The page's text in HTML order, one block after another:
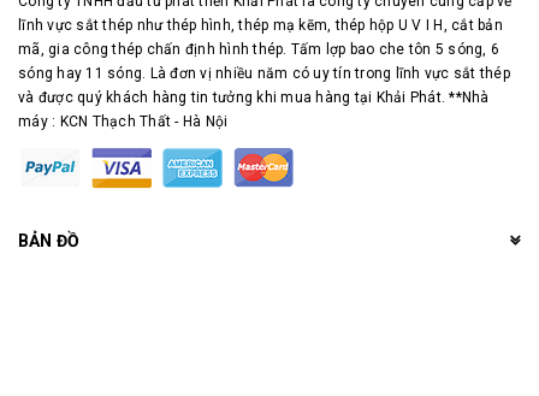
lĩnh vực sắt thép như thép hình, thép mạ kẽm, thép hộp U V I H, cắt bản
mã, gia công thép chấn định hình thép. Tấm lợp bao che tôn 5 sóng, 6
sóng hay 11 sóng. Là đơn vị nhiều năm có uy tín trong lĩnh vực sắt thép
và được quý khách hàng tin tưởng khi mua hàng tại Khải Phát. **Nhà
máy : KCN Thạch Thất - Hà Nội
BẢN ĐỒ